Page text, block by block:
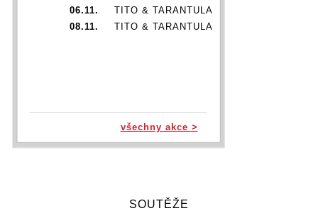
06.11.
TITO & TARANTULA
08.11.
TITO & TARANTULA
všechny akce >
SOUTĚŽE